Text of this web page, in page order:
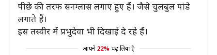
पीछे की तरफ सनग्लास लगाए हुए हैं। जैसे चुलबुल पांडे
लगाते हैं।
इस तस्वीर में प्रभुदेवा भी दिखाई दे रहे हैं।
आपने 22% पढ़ लिया है